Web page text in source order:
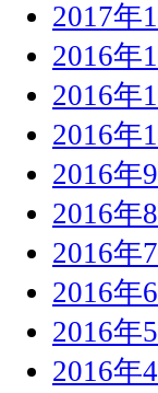
2017年
2016年
2016年
2016年
2016年
2016年
2016年
2016年
2016年
2016年